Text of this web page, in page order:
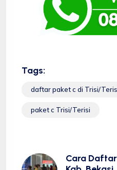
Tags:
daftar paket c di Trisi/
paket c Trisi/Terisi
Cara